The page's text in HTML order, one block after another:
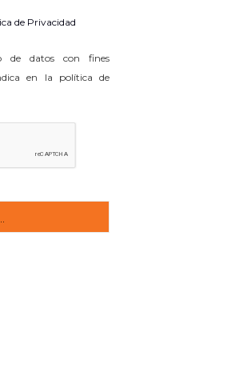
de Privacidad
de datos con fines
en la política de